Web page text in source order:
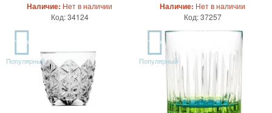
Наличие: Нет в наличии
Код: 34124
Наличие: Нет в наличии
Код: 37257
TOP
Популярный
TOP
Популярный